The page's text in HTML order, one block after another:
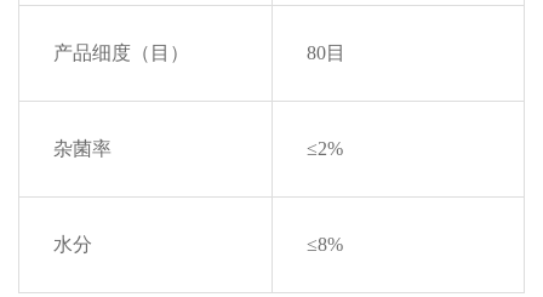
产品细度（目） 80目
杂菌率 ≤2%
水分 ≤8%